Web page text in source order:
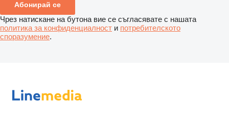
Абонирай се
Чрез натискане на бутона вие се съгласявате с нашата
политика за конфиденциалност и потребителското
споразумение.